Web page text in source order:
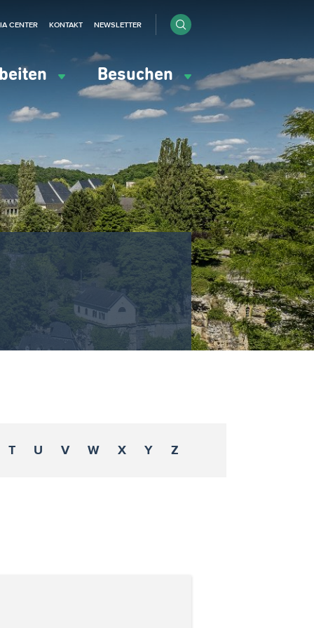
Besuchen
CENTER KONTAKT NEWSLETTER
T U V W X Y Z